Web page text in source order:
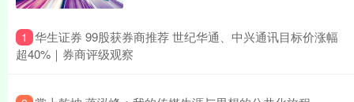
1 ​华生证券 99股获券商推荐 世纪华通、中兴通讯目标价涨幅
超40%｜券商评级观察